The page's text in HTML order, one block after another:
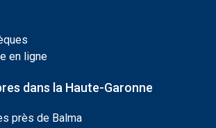
en ligne
dans la Haute-Garonne
près de Balma